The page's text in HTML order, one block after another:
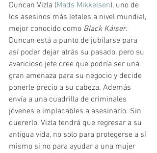
Duncan Vizla (Mads Mikkelsen), uno de
los asesinos más letales a nivel mundial,
mejor conocido como Black Káiser.
Duncan está a punto de jubilarse para
así poder dejar atrás su pasado, pero su
avaricioso jefe cree que podría ser una
gran amenaza para su negocio y decide
ponerle precio a su cabeza. Además
envía a una cuadrilla de criminales
jóvenes e implacables a asesinarlo. Sin
quererlo, Vizla tendrá que regresar a su
antigua vida, no solo para protegerse a sí
mismo si no para ayudar a una mujer